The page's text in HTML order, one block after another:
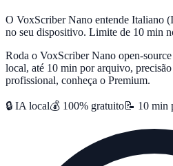
O VoxScriber Nano entende Italiano
no seu dispositivo. Limite de 10 min
Roda o VoxScriber Nano open-
local, até 10 min por arquivo,
profissional, conheça o Premium.
🔒 IA local💰 100% gratuito📝 10 min